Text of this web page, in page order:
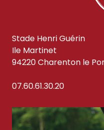
Stade Henri Guérin
Ile Martinet
94220 Charenton le
07.60.61.30.20